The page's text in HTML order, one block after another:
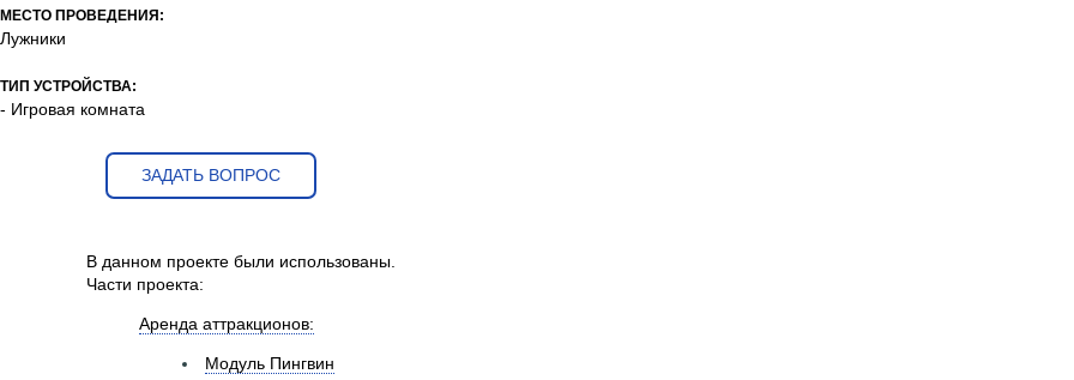
МЕСТО ПРОВЕДЕНИЯ:
Лужники
ТИП УСТРОЙСТВА:
- Игровая комната
ЗАДАТЬ ВОПРОС
В данном проекте были использованы.
Части проекта:
Аренда аттракционов:
Модуль Пингвин